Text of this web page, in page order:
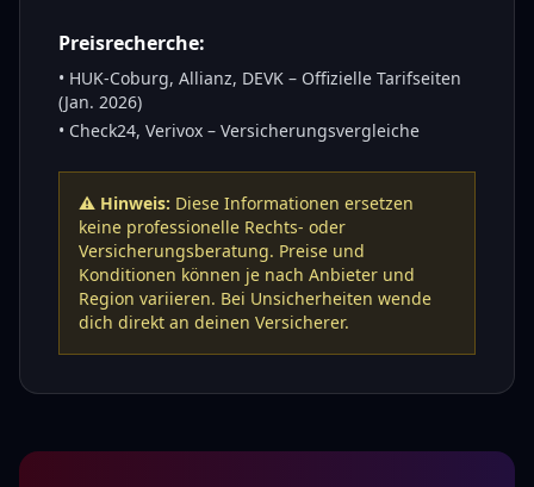
Preisrecherche:
• HUK-Coburg, Allianz, DEVK – Offizielle Tarifseiten
(Jan. 2026)
• Check24, Verivox – Versicherungsvergleiche
⚠️ Hinweis: Diese Informationen ersetzen
keine professionelle Rechts- oder
Versicherungsberatung. Preise und
Konditionen können je nach Anbieter und
Region variieren. Bei Unsicherheiten wende
dich direkt an deinen Versicherer.